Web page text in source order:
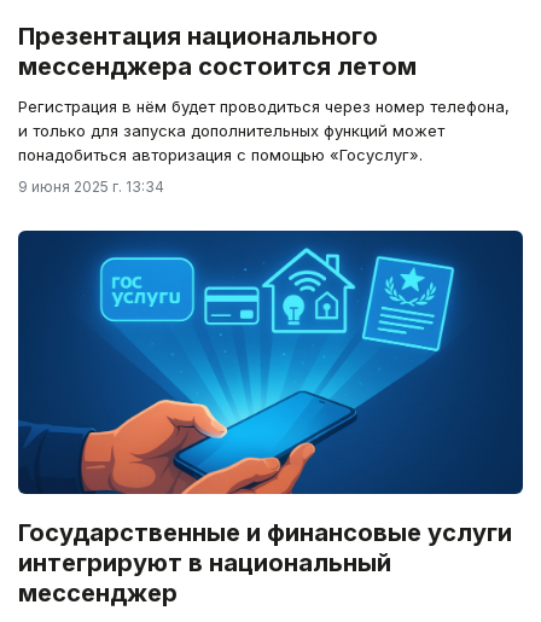
Презентация национального
мессенджера состоится летом
Регистрация в нём будет проводиться через номер телефона,
и только для запуска дополнительных функций может
понадобиться авторизация с помощью «Госуслуг».
9 июня 2025 г. 13:34
Государственные и финансовые услуги
интегрируют в национальный
мессенджер